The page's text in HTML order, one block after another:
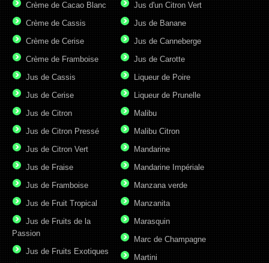
Crème de Cacao Blanc
Crème de Cassis
Crème de Cerise
Crème de Framboise
Jus d'un Citron Vert
Jus de Banane
Jus de Canneberge
Jus de Carotte
Jus de Cassis
Jus de Cerise
Jus de Citron
Jus de Citron Pressé
Jus de Citron Vert
Jus de Fraise
Jus de Framboise
Jus de Fruit Tropical
Jus de Fruits de la
Passion
Jus de Fruits Exotiques
Liqueur de Poire
Liqueur de Prunelle
Malibu
Malibu Citron
Mandarine
Mandarine Impériale
Manzana verde
Manzanita
Marasquin
Marc de Champagne
Martini